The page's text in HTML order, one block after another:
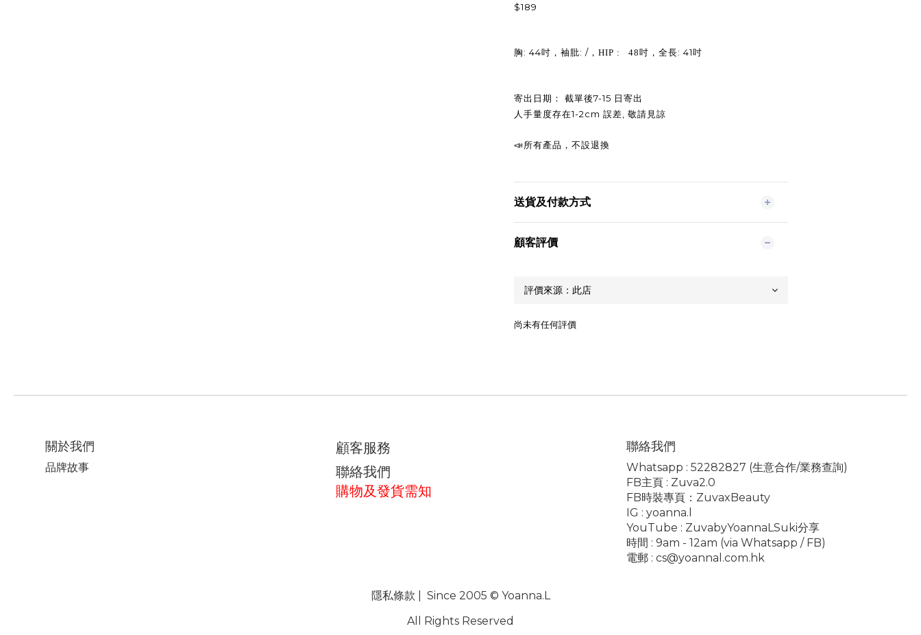
$189
胸 : 44吋，袖肶: /，HIP : 48吋， 全長: 41吋
寄出日期： 截單後7-15 日寄出
人手量度存在1-2cm 誤差 敬請見諒
📣所有產品，不設退換
送貨及付款方式
顧客評價
尚未有任何評價
關於我們
品牌故事
顧客服務
聯絡我們
購物及發貨需知
聯絡我們
Whatsapp : 52282827 (生意合作/業務查詢)
FB主頁 : Zuva2.0
FB時裝專頁： ZuvaxBeauty
IG : yoanna.l
YouTube : ZuvabyYoannaLSuki分享
時間 : 9am - 12am (via Whatsapp / FB)
電郵 : cs@yoannal.com.hk
隱私條款 | Since 2005 © Yoanna.L
All Rights Reserved